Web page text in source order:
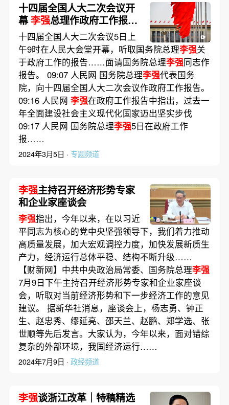
十四届全国人大二次会议开
幕李强总理作政府工作报告
｜实录
十四届全国人大二次会议5日上
午9时在人民大会堂开幕，听取国务院总理李强关
于政府工作的报告……面请国务院总理李强同志作
报告。 09:07 人民网 国务院总理李强代表国务
院，向十四届全国人大二次会议作政府工作报告。
09:16 人民网 李强在政府工作报告中指出，过去一
年全面建设社会主义现代化国家迈出坚实步伐
09:17 人民网 国务院总理李强5日在政府工作
报……
2024年3月5日 · 专题频道
李强主持召开经济形势专家
和企业家座谈会
李强指出，今年以来，在以习近
平同志为核心的党中央坚强领导下，我们着力推动
高质量发展，加大宏观调控力度，加快发展新质生
产力，经济运行总体平稳、结构不断升级……
【财新网】中共中央政治局常委、国务院总理李强
7月9日下午主持召开经济形势专家和企业家座谈
会，听取对当前经济形势和下一步经济工作的意见
建议。 据新华社消息，座谈会上，杨志勇、钟正
生、赵忠秀、缪延亮、邵天兰、赵鹏、郑学选、张
世顺等先后发言。大家认为，今年以来，面对错综
复杂的外部环境，我国经济运行……
2024年7月9日 · 政经频道
李强谈浙江改革｜特稿精选